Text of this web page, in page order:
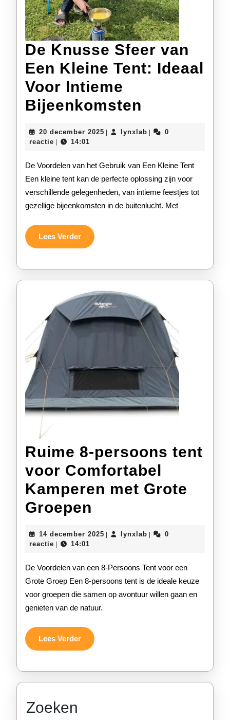
De Knusse Sfeer van
Een Kleine Tent: Ideaal
Voor Intieme
Bijeenkomsten
Sfeer
van
Een
Kleine
Intieme
20 december 2025 20
lynxlablynxlab
0
reactie
14:01
De Voordelen van het Gebruik van Een Kleine Tent
Een kleine tent kan de perfecte oplossing zijn voor
verschillende gelegenheden, van intieme feestjes tot
gezellige bijeenkomsten in de buitenlucht. Met
Lees VerderLees
Verder
Ruime 8-persoons tent
voor Comfortabel
Kamperen met Grote
Groepen
persoons
tent
voor
Comfortabel
met
Groepen
14 december 2025 14
lynxlablynxlab
0
reactie
14:01
De Voordelen van een 8-Persoons Tent voor een
Grote Groep Een 8-persoons tent is de ideale keuze
voor groepen die samen op avontuur willen gaan en
genieten van de natuur.
Lees VerderLees
Verder
Zoeken